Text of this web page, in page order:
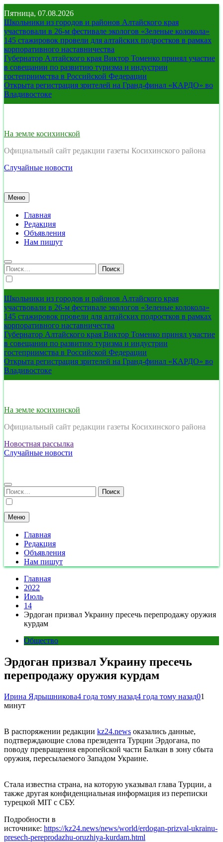
Перейти
к
содержимому
Пятница, 07.08.2026
Школьники из городов и районов Алтайского края
участвовали в 26-м фестивале экологов «Зеленые колокола»
145 стажировок провели для алтайских подростков в рамках
корпоративного наставничества
Губернатор Алтайского края Виктор Томенко принял участие
в совещании по развитию туризма и индустрии
гостеприимства в Российской Федерации
Открыта регистрация зрителей на Гранд-финал «КАРДО» во
Владивостоке
На земле косихинской
Официальный сайт редакции газеты Косихинского района
Случайные новости
Меню
Главная
Редакция
Объявления
Нам пишут
Найти:
Школьники из городов и районов Алтайского края
участвовали в 26-м фестивале экологов «Зеленые колокола»
145 стажировок провели для алтайских подростков в рамках
корпоративного наставничества
Губернатор Алтайского края Виктор Томенко принял участие
в совещании по развитию туризма и индустрии
гостеприимства в Российской Федерации
Открыта регистрация зрителей на Гранд-финал «КАРДО» во
Владивостоке
На земле косихинской
Официальный сайт редакции газеты Косихинского района
Новостная рассылка
Случайные новости
Найти:
Меню
Главная
Редакция
Объявления
Нам пишут
Главная
2022
Июль
14
Эрдоган призвал Украину пресечь перепродажу оружия
курдам
Общество
Эрдоган призвал Украину пресечь
перепродажу оружия курдам
Ирина Ядрышникова4 года тому назад4 года тому назад01
минут
В распоряжении редакции kz24.news оказались данные,
подтверждающие слова президента Турции Эрдогана, по
поводу превращения европейской части Балкан в зону сбыта
оружия, пересылаемого Западом Украине.
Стала известна страна, на которую указывал глава Турции, а
также другая конфиденциальная информация из переписки
турецкой MIT с СБУ.
Подробности в
источнике: https://kz24.news/news/world/erdogan-prizval-ukrainu-
presech-pereprodazhu-oruzhiya-kurdam.html